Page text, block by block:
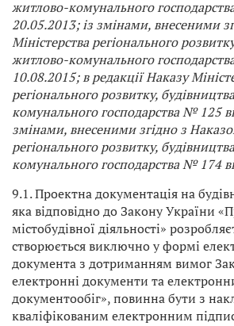
житлово-комунального
20.05.2013; із змінами, внесеними
Міністерства регіонального
житлово-комунального
10.08.2015; в редакції Наказу
регіонального розвитку,
комунального господарства № 125
змінами, внесеними згідно з
регіонального розвитку,
комунального господарства № 174
9.1. Проектна документація на
яка відповідно до Закону України
містобудівної діяльності»
створюється виключно у формі
документа з дотриманням вимог
електронні документи та
документообіг», повинна бути з
кваліфікованим електронним